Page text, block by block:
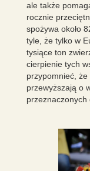
ale także
rocznie
spożywa około
tyle, że tylko w
tysiące ton
cierpienie tych
przypomnieć, że
przewyższają o
przeznaczonych